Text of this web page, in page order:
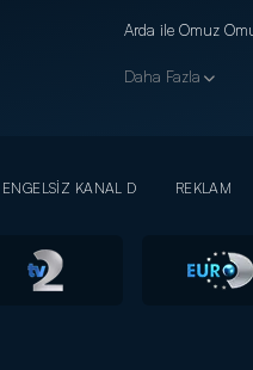
Arda ile Omuz
Daha Fazla
ENGELSİZ KANAL D REKLAM